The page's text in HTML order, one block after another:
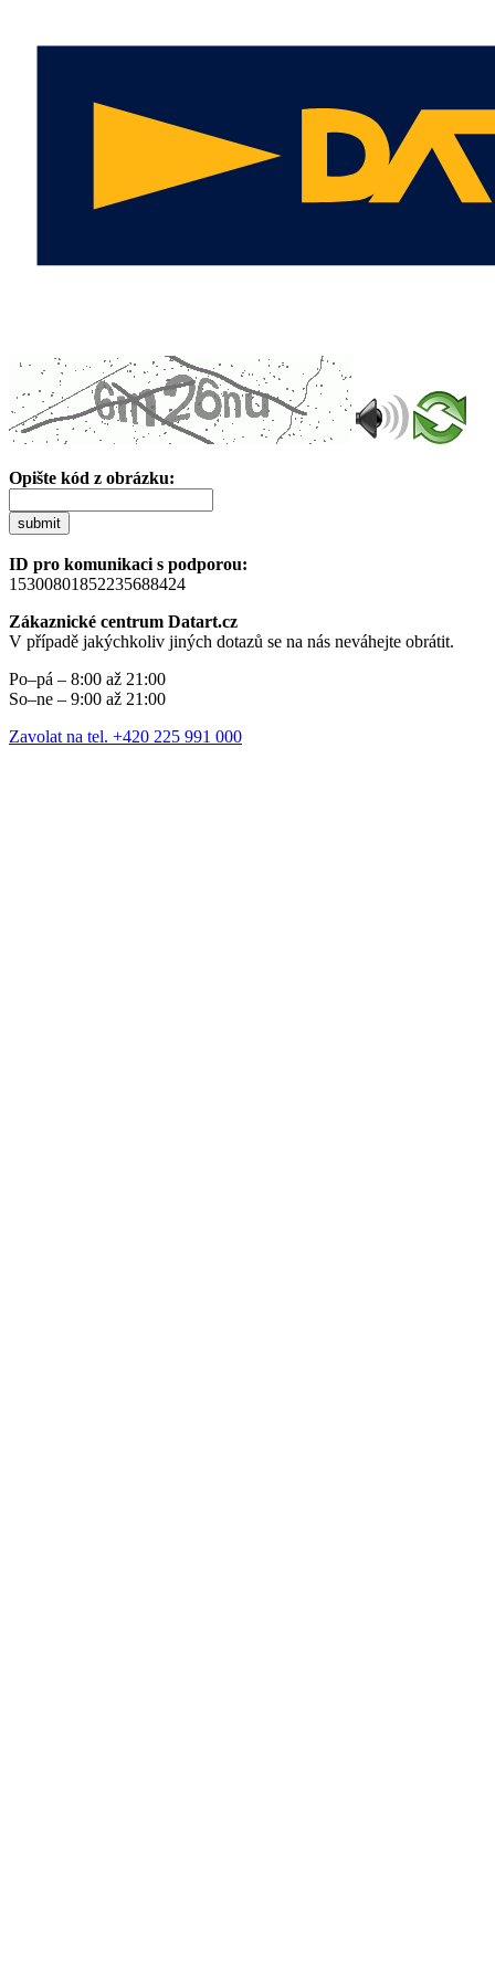
Opište kód z obrázku:
submit
ID pro komunikaci s podporou:
15300801852235688424
Zákaznické centrum Datart.cz
V případě jakýchkoliv jiných dotazů se na nás neváhejte obrátit.
Po–pá – 8:00 až 21:00
So–ne – 9:00 až 21:00
Zavolat na tel. +420 225 991 000